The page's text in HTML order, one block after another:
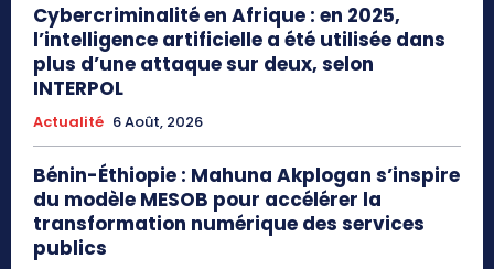
Cybercriminalité en Afrique : en 2025,
l’intelligence artificielle a été utilisée dans
plus d’une attaque sur deux, selon
INTERPOL
Actualité 6 Août, 2026
Bénin-Éthiopie : Mahuna Akplogan s’inspire
du modèle MESOB pour accélérer la
transformation numérique des services
publics